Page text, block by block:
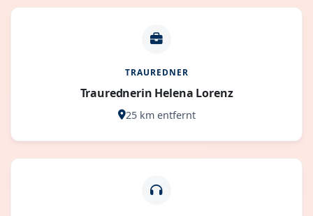
TRAUREDNER
Traurednerin Helena Lorenz
25 km entfernt